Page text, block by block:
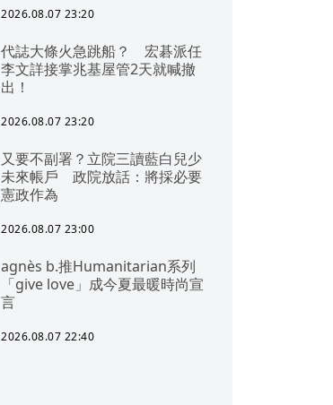
2026.08.07 23:20
代誌大條火急跳船？ 宏碁派任
李文詳接掌兆基屋管2天就喊撤
出！
2026.08.07 23:20
又要不副署？立院三讀藍白兒少
未來帳戶 政院放話：將採必要
憲政作為
2026.08.07 23:00
agnès b.推Humanitarian系列
「give love」成今夏最暖時尚宣
言
2026.08.07 22:40